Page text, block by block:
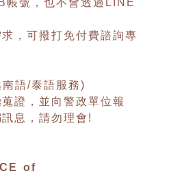
帳號，也不會透過LINE
，可撥打免付費諮詢專
語/泰語服務)
證，並向警政單位報
息，請勿理會!
of